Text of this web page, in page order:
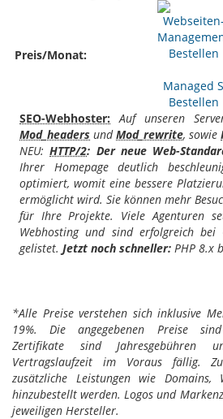
Preis/Monat:
Managed S
Bestellen
SEO-Webhoster: Auf unseren
Mod_headers undMod_rewrite, sowie
NEU:HTTP/2: Der neue Web-
Ihrer Homepage deutlich
optimiert, womit eine bessere
ermöglicht wird. Sie können mehr
für Ihre Projekte. Viele Agenturen
Webhosting und sind erfolgreich
gelistet. Jetzt noch schneller: PHP 8.x
*Alle Preise verstehen sich inklusive
19%. Die angegebenen Preise sind
Zertifikate sind
Vertragslaufzeit im Voraus fällig.
zusätzliche Leistungen wie Domains,
hinzubestellt werden. Logos und
jeweiligen Hersteller.